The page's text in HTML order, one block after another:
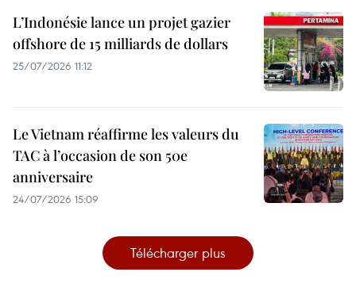
L’Indonésie lance un projet gazier
offshore de 15 milliards de dollars
25/07/2026 11:12
Le Vietnam réaffirme les valeurs du
TAC à l’occasion de son 50e
anniversaire
24/07/2026 15:09
Télécharger plus